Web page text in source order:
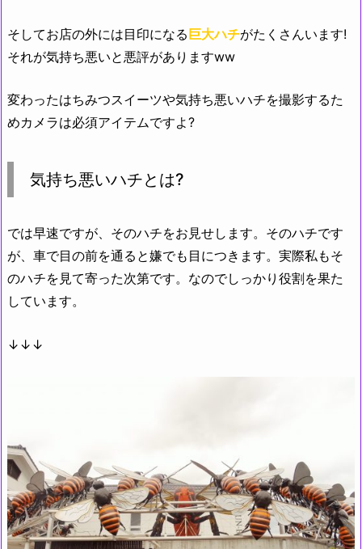
そしてお店の外には目印になる巨大ハチがたくさんいます!
それが気持ち悪いと悪評がありますww
変わったはちみつスイーツや気持ち悪いハチを撮影するた
めカメラは必須アイテムですよ?
気持ち悪いハチとは?
では早速ですが、そのハチをお見せします。そのハチです
が、車で目の前を通ると嫌でも目につきます。実際私もそ
のハチを見て寄った次第です。なのでしっかり役割を果た
しています。
↓↓↓